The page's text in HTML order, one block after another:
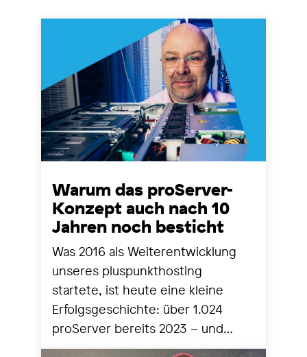
Warum das proServer-
Konzept auch nach 10
Jahren noch besticht
Was 2016 als Weiterentwicklung
unseres pluspunkthosting
startete, ist heute eine kleine
Erfolgsgeschichte: über 1.024
proServer bereits 2023 – und
seither stetig mehr. Zeit für einen